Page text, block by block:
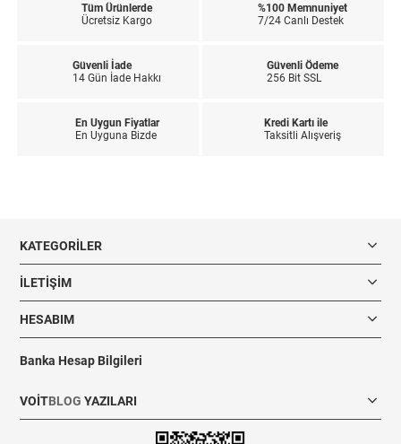
Tüm Ürünlerde
Ücretsiz Kargo
%100 Memnuniyet
7/24 Canlı Destek
Güvenli İade
14 Gün İade Hakkı
Güvenli Ödeme
256 Bit SSL
En Uygun Fiyatlar
En Uyguna Bizde
Kredi Kartı ile
Taksitli Alışveriş
KATEGORILER
İLETIŞIM
HESABIM
Banka Hesap Bilgileri
VOITBLOG YAZILARI